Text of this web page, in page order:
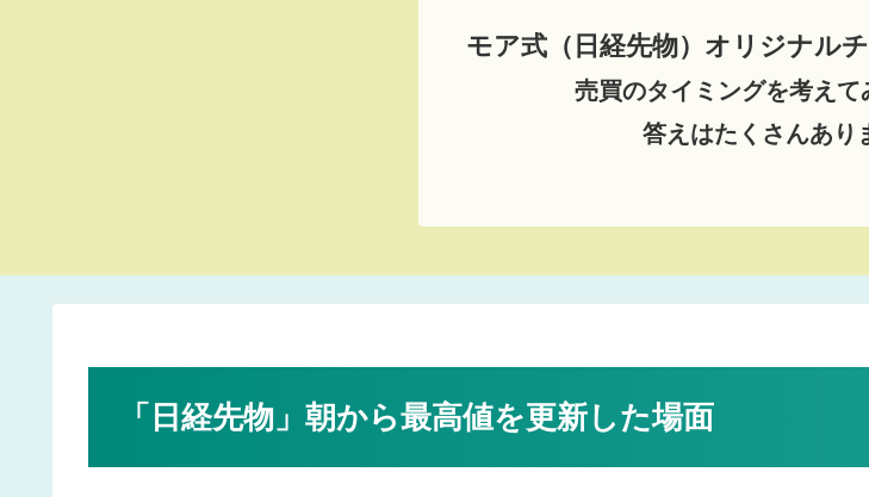
モア式（日経先物）オリジナル
売買のタイミングを考えて
答えはたくさんあり
「日経先物」朝から最高値を更新した場面